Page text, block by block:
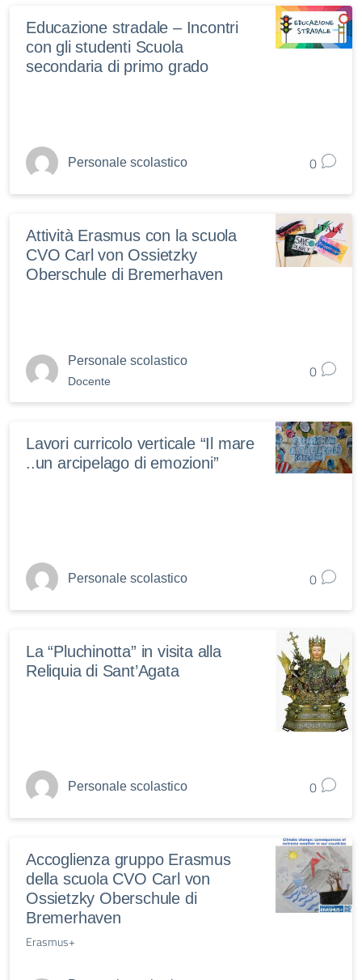
Educazione stradale – Incontri
con gli studenti Scuola
secondaria di primo grado
Personale scolastico 0
Attività Erasmus con la scuola
CVO Carl von Ossietzky
Oberschule di Bremerhaven
Personale scolastico
Docente 0
Lavori curricolo verticale “Il mare
..un arcipelago di emozioni”
Personale scolastico 0
La “Pluchinotta” in visita alla
Reliquia di Sant’Agata
Personale scolastico 0
Accoglienza gruppo Erasmus
della scuola CVO Carl von
Ossietzky Oberschule di
Bremerhaven
Erasmus+